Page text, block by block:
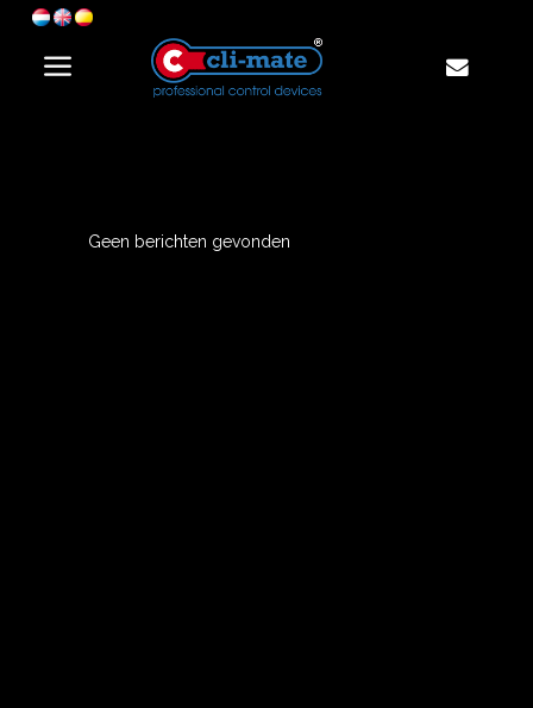
Geen berichten gevonden